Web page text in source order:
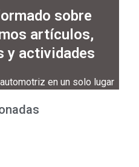
sobre
artículos,
y actividades
en un solo lugar